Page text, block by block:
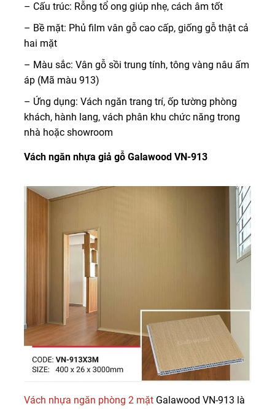
– Cấu trúc: Rỗng tổ ong giúp nhẹ, cách âm tốt
– Bề mặt: Phủ film vân gỗ cao cấp, giống gỗ thật cả
hai mặt
– Màu sắc: Vân gỗ sồi trung tính, tông vàng nâu ấm
áp (Mã màu 913)
– Ứng dụng: Vách ngăn trang trí, ốp tường phòng
khách, hành lang, vách phân khu chức năng trong
nhà hoặc showroom
Vách ngăn nhựa giả gỗ Galawood VN-913
Vách nhựa ngăn phòng 2 mặt Galawood VN-913 là